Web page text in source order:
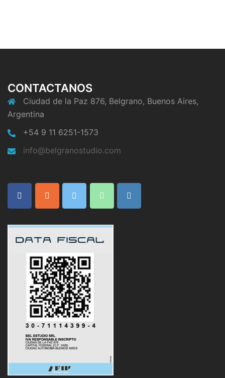
CONTACTANOS
Ciudad de la Paz 876, Belgrano, Buenos Aires,
Argentina
+54 9 11 6251-1573
info@belgranostudio.com